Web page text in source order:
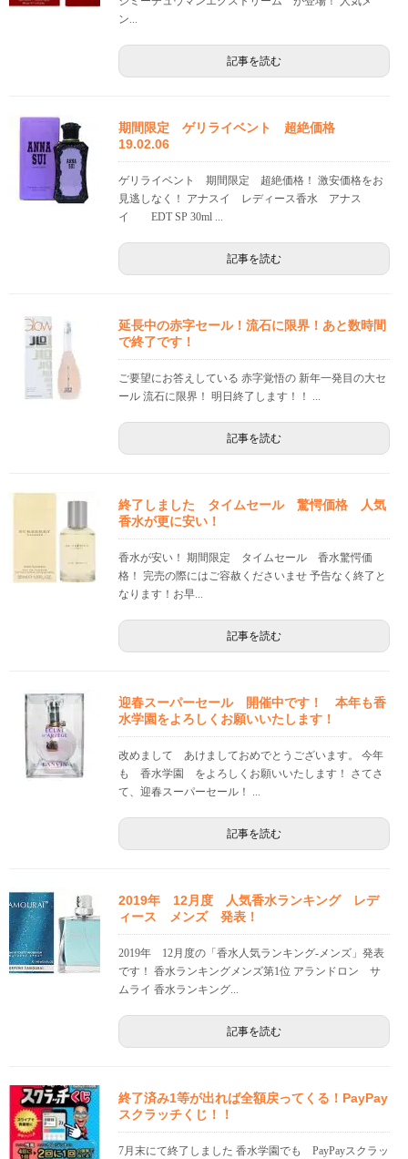
ン...
記事を読む
期間限定 ゲリライベント 超絶価格
19.02.06
ゲリライベント 期間限定 超絶価格！ 激安価格をお
見逃しなく！ アナスイ レディース香水 アナス
イ EDT SP 30ml ...
記事を読む
延長中の赤字セール！流石に限界！あと数時間
で終了です！
ご要望にお答えしている 赤字覚悟の 新年一発目の大セ
ール 流石に限界！ 明日終了します！！ ...
記事を読む
終了しました タイムセール 驚愕価格 人気
香水が更に安い！
香水が安い！ 期間限定 タイムセール 香水驚愕価
格！ 完売の際にはご容赦くださいませ 予告なく終了と
なります！お早...
記事を読む
迎春スーパーセール 開催中です！ 本年も香
水学園をよろしくお願いいたします！
改めまして あけましておめでとうございます。 今年
も 香水学園 をよろしくお願いいたします！ さてさ
て、迎春スーパーセール！ ...
記事を読む
2019年 12月度 人気香水ランキング レデ
ィース メンズ 発表！
2019年 12月度の「香水人気ランキング-メンズ」発表
です！ 香水ランキングメンズ第1位 アランドロン サ
ムライ 香水ランキング...
記事を読む
終了済み1等が出れば全額戻ってくる！PayPay
スクラッチくじ！！
7月末にて終了しました 香水学園でも PayPayスクラッ